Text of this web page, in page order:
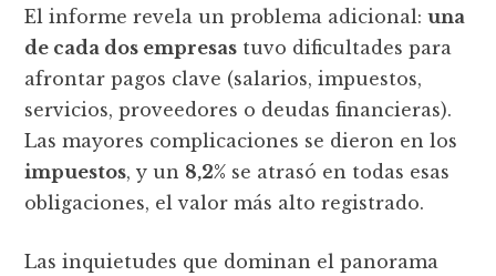
El informe revela un problema adicional:una
de cada dos empresas tuvo dificultades para
afrontar pagos clave (salarios, impuestos,
servicios, proveedores o deudas financieras).
Las mayores complicaciones se dieron en los
impuestos, y un 8,2% se atrasó en todas esas
obligaciones, el valor más alto registrado.
Las inquietudes que dominan el panorama